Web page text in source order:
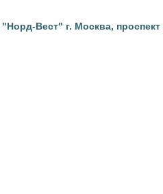
Вест" г. Москва, проспект